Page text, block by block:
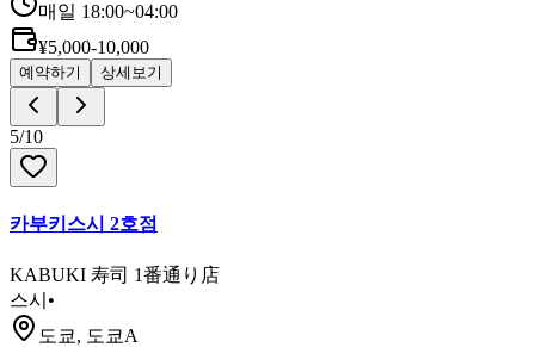
매일 18:00~04:00
¥5,000-10,000
예약하기 상세보기
5/10
카부키스시 2호점
KABUKI 寿司 1番通り店
스시 •
도쿄, 도쿄A